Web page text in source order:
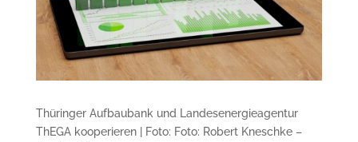
Thüringer Aufbaubank und Landesenergieagentur
ThEGA kooperieren | Foto: Foto: Robert Kneschke –